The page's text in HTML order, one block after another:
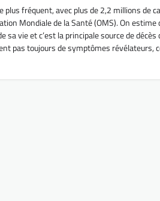
plus fréquent, avec plus de 2,2 millions de
Mondiale de la Santé (OMS). On
sa vie et c’est la principale source de
pas toujours de symptômes révélateurs,